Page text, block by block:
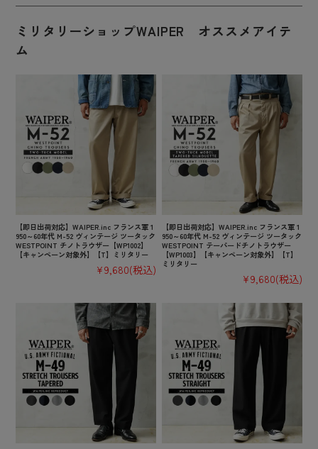
ミリタリーショップWAIPER オススメアイテ
ム
【即日出荷対応】WAIPER.inc フランス軍 1
950～60年代 M-52 ヴィンテージ ツータック
WESTPOINT チノトラウザー【WP1002】
【キャンペーン対象外】【T】ミリタリー
¥9,680(税込)
【即日出荷対応】WAIPER.inc フランス軍 1
950～60年代 M-52 ヴィンテージ ツータック
WESTPOINT テーパードチノトラウザー
【WP1003】【キャンペーン対象外】【T】
ミリタリー
¥9,680(税込)